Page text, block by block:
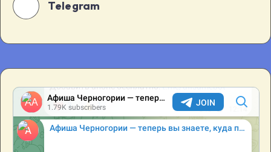
Святого
Иеронима
Telegram